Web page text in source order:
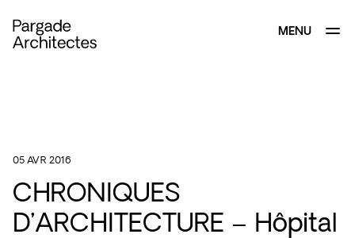
MENU
05 AVR 2016
CHRONIQUES
D’ARCHITECTURE – Hôpital